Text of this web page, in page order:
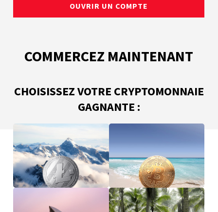
OUVRIR UN COMPTE
COMMERCEZ MAINTENANT
CHOISISSEZ VOTRE CRYPTOMONNAIE
GAGNANTE :